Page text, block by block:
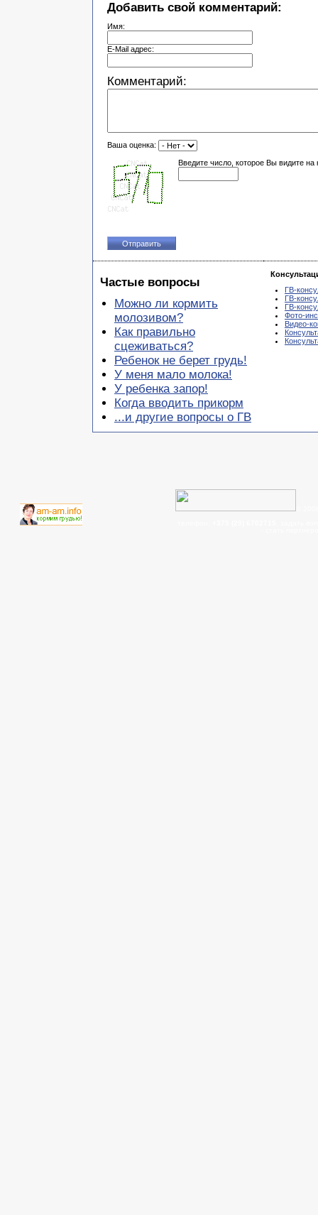
Добавить свой комментарий:
Имя:
E-Mail адрес:
Комментарий:
Ваша оценка:
Введите число, которое Вы видите на
Частые вопросы
Можно ли кормить
молозивом?
Как правильно
сцеживаться?
Ребенок не берет грудь!
У меня мало молока!
У ребенка запор!
Когда вводить прикорм
...и другие вопросы о ГВ
ГВ-
ГВ-
ГВ-
Фото-
Видео-